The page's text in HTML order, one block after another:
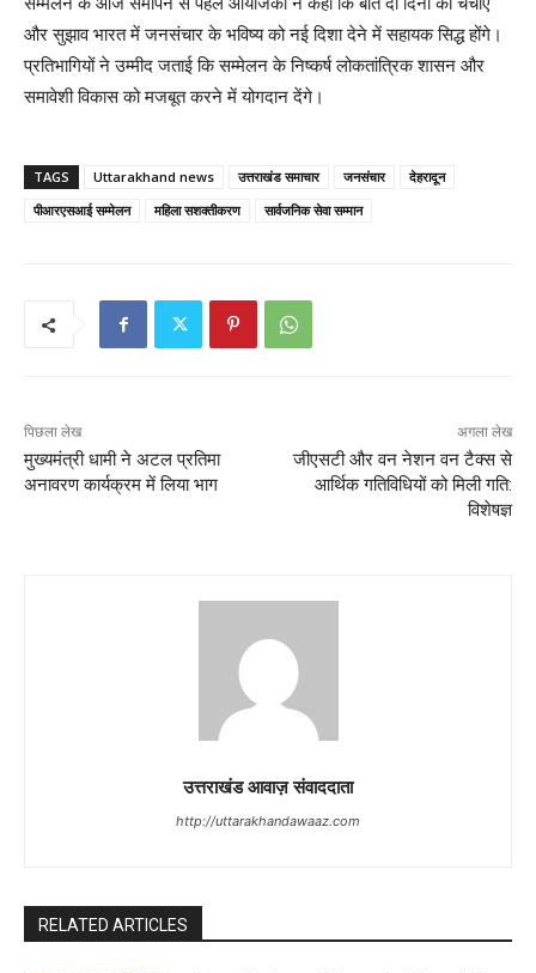
और सुझाव भारत में जनसंचार के भविष्य को नई दिशा देने में सहायक सिद्ध होंगे।
प्रतिभागियों ने उम्मीद जताई कि सम्मेलन के निष्कर्ष लोकतांत्रिक शासन और
समावेशी विकास को मजबूत करने में योगदान देंगे।
TAGS Uttarakhand news उत्तराखंड समाचार जनसंचार
देहरादून
पीआरएसआई सम्मेलन
महिला सशक्तीकरण सार्वजनिक सेवा सम्मान
पिछला लेख
मुख्यमंत्री धामी ने अटल प्रतिमा
अनावरण कार्यक्रम में लिया भाग
अगला लेख
जीएसटी और वन नेशन वन टैक्स से
आर्थिक गतिविधियों को मिली गति:
विशेषज्ञ
उत्तराखंड आवाज़ संवाददाता
http://uttarakhandawaaz.com
RELATED ARTICLES